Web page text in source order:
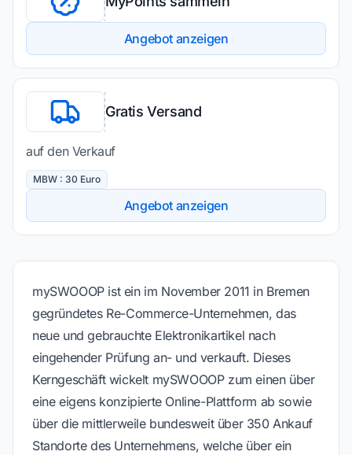
Angebot anzeigen
Gratis Versand
auf den Verkauf
MBW : 30 Euro
Angebot anzeigen
mySWOOOP ist ein im November 2011 in Bremen
gegründetes Re-Commerce-Unternehmen, das
neue und gebrauchte Elektronikartikel nach
eingehender Prüfung an- und verkauft. Dieses
Kerngeschäft wickelt mySWOOOP zum einen über
eine eigens konzipierte Online-Plattform ab sowie
über die mittlerweile bundesweit über 350 Ankauf
Standorte des Unternehmens, welche über ein